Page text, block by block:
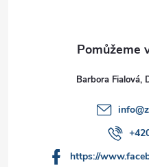
Barbora Fialová,
info@
https://